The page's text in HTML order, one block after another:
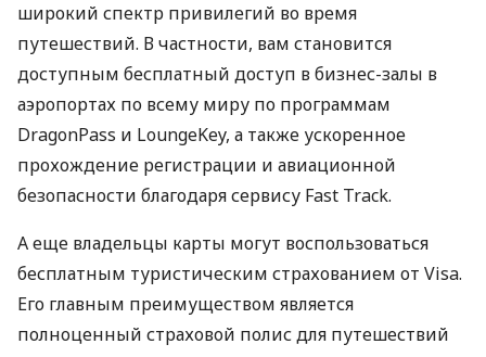
широкий спектр привилегий во время
путешествий. В частности, вам становится
доступным бесплатный доступ в бизнес-залы в
аэропортах по всему миру по программам
DragonPass и LoungeKey, а также ускоренное
прохождение регистрации и авиационной
безопасности благодаря сервису Fast Track.
А еще владельцы карты могут воспользоваться
бесплатным туристическим страхованием от Visa.
Его главным преимуществом является
полноценный страховой полис для путешествий